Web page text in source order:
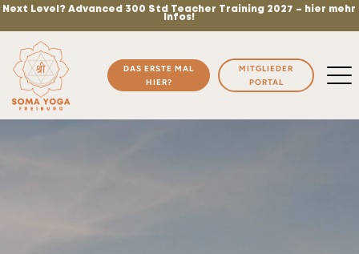
Next Level? Advanced 300 Std Teacher Training 2027 – hier mehr
Infos!
DAS ERSTE MAL
HIER?
MITGLIEDER
PORTAL